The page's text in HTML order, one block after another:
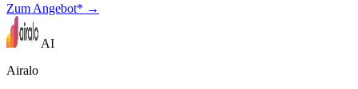
Zum Angebot* →
AI
Airalo